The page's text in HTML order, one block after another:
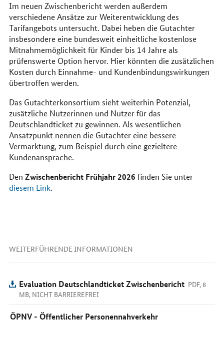
Im neuen Zwischenbericht werden außerdem
verschiedene Ansätze zur Weiterentwicklung des
Tarifangebots untersucht. Dabei heben die Gutachter
insbesondere eine bundesweit einheitliche kostenlose
Mitnahmemöglichkeit für Kinder bis 14 Jahre als
prüfenswerte Option hervor. Hier könnten die zusätzlichen
Kosten durch Einnahme- und Kundenbindungswirkungen
übertroffen werden.
Das Gutachterkonsortium sieht weiterhin Potenzial,
zusätzliche Nutzerinnen und Nutzer für das
Deutschlandticket zu gewinnen. Als wesentlichen
Ansatzpunkt nennen die Gutachter eine bessere
Vermarktung, zum Beispiel durch eine gezieltere
Kundenansprache.
Den Zwischenbericht Frühjahr 2026 finden Sie unter
diesem Link.
WEITERFÜHRENDE INFORMATIONEN
Evaluation Deutschlandticket Zwischenbericht PDF, 8
MB, NICHT BARRIEREFREI
ÖPNV - Öffentlicher Personennahverkehr